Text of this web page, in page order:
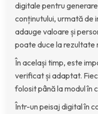
digitale pentru
conținutului, urmată de
adauge valoare și
poate duce la rezultate
În același timp, este
verificat și adaptat.
folosit până la modul în
Într-un peisaj digital în